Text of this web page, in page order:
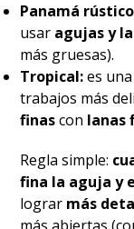
Panamá
usar agujas y
más gruesas).
Tropical:es
trabajos más
finascon lanas
Regla simple:
fina la aguja y
lograr más